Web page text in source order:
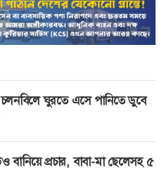
চলনবিলে ঘুরতে এসে পানিতে ডুবে
বানিয়ে প্রচার, বাবা-মা ছেলেসহ ৫